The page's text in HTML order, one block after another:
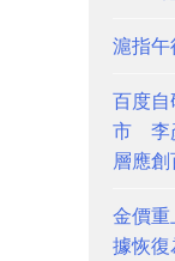
滬指
百度
市 李
層應
金價
據恢